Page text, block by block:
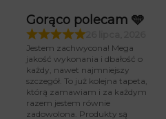
Gorąco polecam 🩵
Jestem zachwycona! Mega
jakość wykonania i dbałość o
każdy, nawet najmniejszy
szczegół. To już kolejna tapeta,
którą zamawiam i za każdym
razem jestem równie
zadowolona. Produkty są